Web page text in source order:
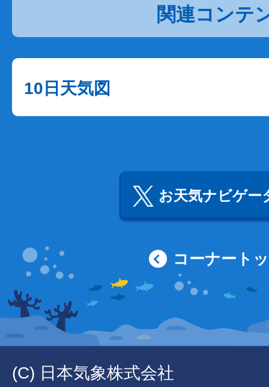
関連コンテ
10日天気図
お天気ナビゲー
コーナート
(C) 日本気象株式会社